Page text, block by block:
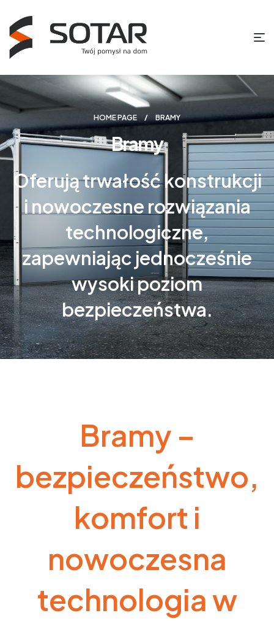
HOME PAGE BRAMY
Bramy
Oferują trwałość konstrukcji
i nowoczesne rozwiązania
technologiczne,
zapewniając jednocześnie
wysoki poziom
bezpieczeństwa.
Bramy –
bezpieczeństwo,
komfort i
nowoczesna
technologia w